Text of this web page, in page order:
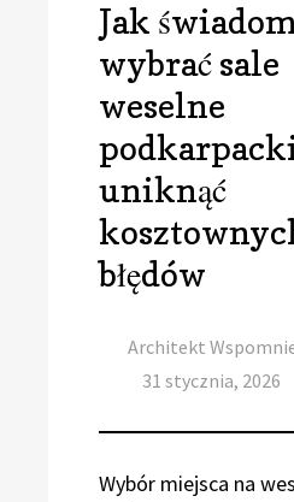
Jak
wybrać sale
weselne
uniknąć
błędów
Author
Architekt
Posted
31 stycznia, 2026
Wybór miejsca na